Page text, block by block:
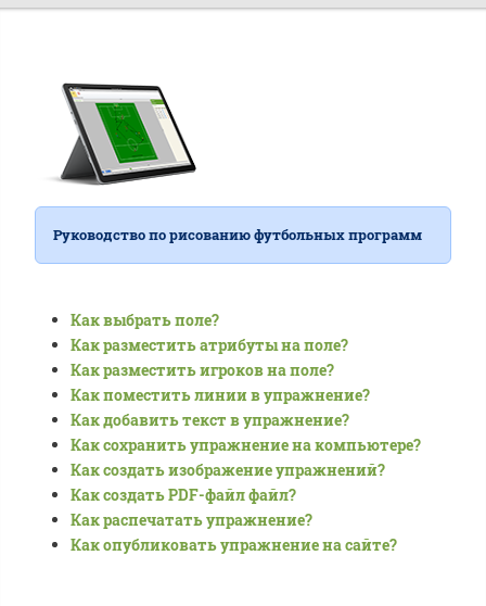
Руководство по рисованию футбольных программ
Как выбрать поле?
Как разместить атрибуты на поле?
Как разместить игроков на поле?
Как поместить линии в упражнение?
Как добавить текст в упражнение?
Как сохранить упражнение на компьютере?
Как создать изображение упражнений?
Как создать PDF-файл файл?
Как распечатать упражнение?
Как опубликовать упражнение на сайте?